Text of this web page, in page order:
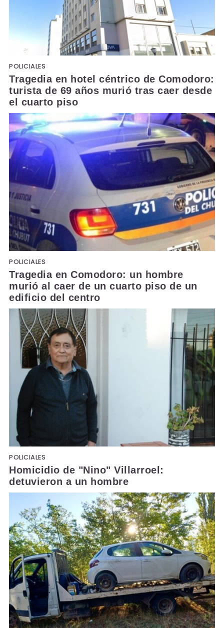
POLICIALES
Tragedia en hotel céntrico de Comodoro:
turista de 69 años murió tras caer desde
el cuarto piso
POLICIALES
Tragedia en Comodoro: un hombre
murió al caer de un cuarto piso de un
edificio del centro
POLICIALES
Homicidio de "Nino" Villarroel:
detuvieron a un hombre